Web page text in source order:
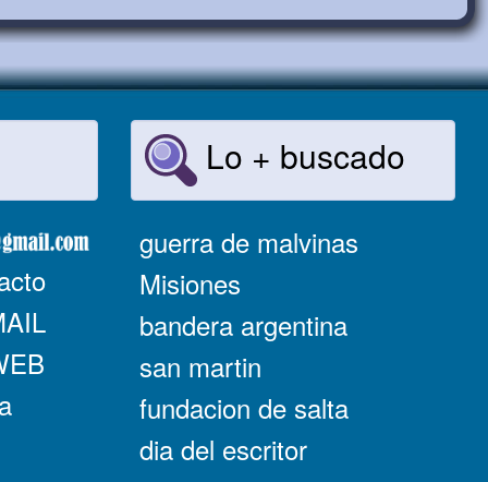
Lo + buscado
guerra de malvinas
Misiones
bandera argentina
san martin
fundacion de salta
dia del escritor